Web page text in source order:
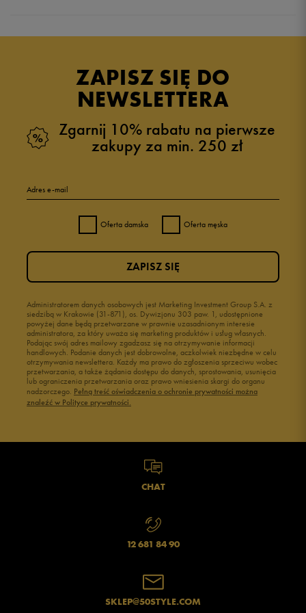
ZAPISZ SIĘ DO
NEWSLETTERA
Zgarnij 10% rabatu na pierwsze
zakupy za min. 250 zł
Adres e-mail
Oferta damska Oferta męska
Administratorem danych osobowych jest Marketing Investment Group S.A. z
siedzibą w Krakowie (31-871), os. Dywizjonu 303 paw. 1, udostępnione
powyżej dane będą przetwarzane w prawnie uzasadnionym interesie
administratora, za który uważa się marketing produktów i usług własnych.
Podając swój adres mailowy zgadzasz się na otrzymywanie informacji
handlowych. Podanie danych jest dobrowolne, aczkolwiek niezbędne w celu
otrzymywania newslettera. Każdy ma prawo do zgłoszenia sprzeciwu wobec
przetwarzania, a także żądania dostępu do danych, sprostowania, usunięcia
lub ograniczenia przetwarzania oraz prawo wniesienia skargi do organu
nadzorczego. Pełną treść oświadczenia o ochronie prywatności można
znaleźć w Polityce prywatności.
ZAPISZ SIĘ
CHAT
12 681 84 90
SKLEP@50STYLE.COM